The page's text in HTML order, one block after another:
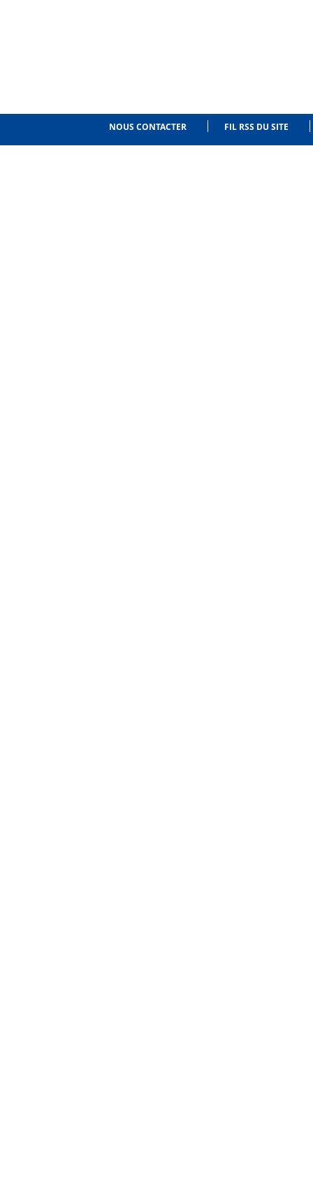
NOUS CONTACTER FIL RSS DU SITE